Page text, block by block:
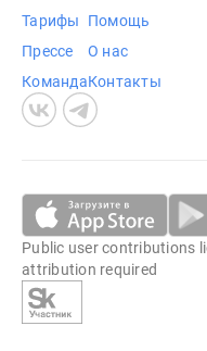
Тарифы
Прессе
Команда
Помощь
О нас
Контакты
Public user contributions
attribution required